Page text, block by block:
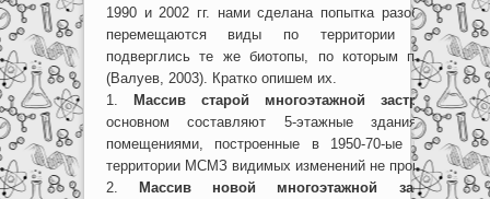
1990 и 2002 гг. нами сделана попытка разобраться в
перемещаются виды по территории города.
подверглись те же биотопы, по которым
(Валуев, 2003). Кратко опишем их.
1. Массив старой многоэтажной застройки
основном составляют 5-этажные здания с
помещениями, построенные в 1950-70-ые гг. За
территории МСМЗ видимых изменений не произошло.
2.Массив новой многоэтажной застройки